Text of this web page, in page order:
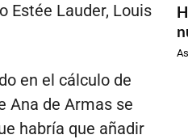
Estée Lauder, Louis
en el cálculo de
Ana de Armas se
habría que añadir